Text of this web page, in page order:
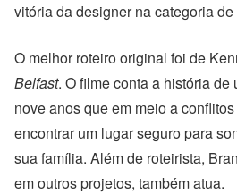
vitória da designer na categoria
O melhor roteiro original foi de
Belfast. O filme conta a história
nove anos que em meio a
encontrar um lugar seguro para
sua família. Além de roteirista,
em outros projetos, também atua.